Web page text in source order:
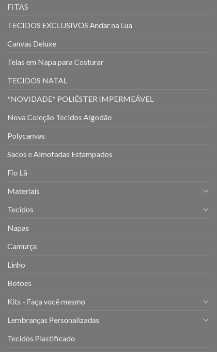
FITAS
TECIDOS EXCLUSIVOS Andar na Lua
Canvas Deluxe
Telas em Napa para Costurar
TECIDOS NATAL
*NOVIDADE* POLIÉSTER IMPERMEÁVEL
Nova Coleção Tecidos Algodão
Polycanvas
Sacos e Almofadas Estampados
Fio Lã
Materiais
Tecidos
Napas
Camurça
Linho
Botões
Kits - Faça você mesmo
Lembranças Personalizadas
Tecidos Plastificado